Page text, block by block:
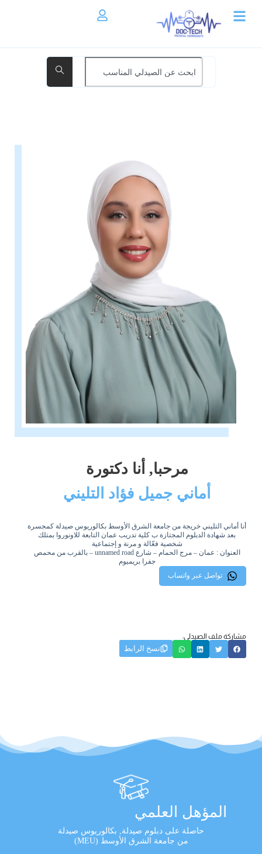
مرحبا, أنا دكتورة
أماني جميل فؤاد التليني
أنا أماني التليني خريجة من جامعة الشرق الأوسط بكالوريوس صيدلة كمجسرة
بعد شهادة الدبلوم المجتازة ب كلية تدريب عمان التابعة للاونوروا بمتلك
شخصية فعّالة و مرنة و إجتماعية
العنوان : عمان – مرج الحمام – شارع unnamed road – بالقرب من محمص
جفرا بريميوم
تواصل عبر واتساب
مشاركة ملف الصيدلي:
نسخ الرابط
المؤهل العلمي
حاصلة على دبلوم صيدلة, بكالوريوس صيدلة
من جامعة الشرق الأوسط (MEU)